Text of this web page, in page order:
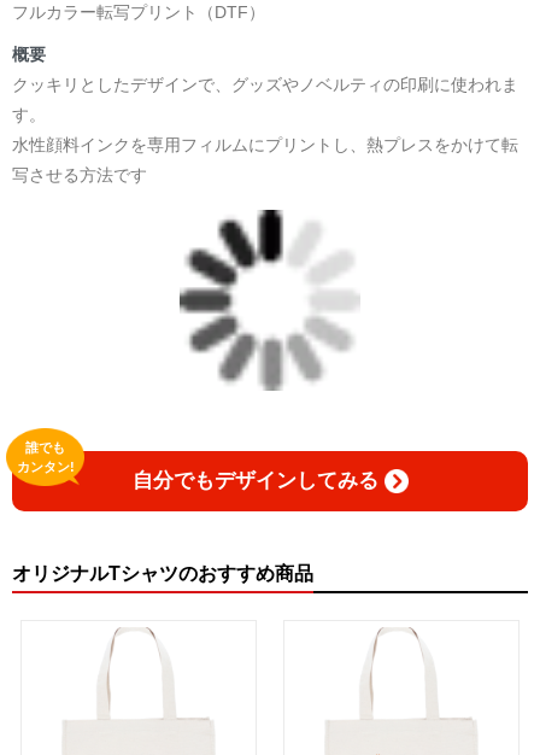
フルカラー転写プリント（DTF）
概要
クッキリとしたデザインで、グッズやノベルティの印刷に使われま
す。
水性顔料インクを専用フィルムにプリントし、熱プレスをかけて転
写させる方法です
自分でもデザインしてみる
誰でも
カンタン!
オリジナルTシャツのおすすめ商品